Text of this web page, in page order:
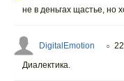
не в деньгах щастье, но
DigitalEmotion ○
Диалектика.